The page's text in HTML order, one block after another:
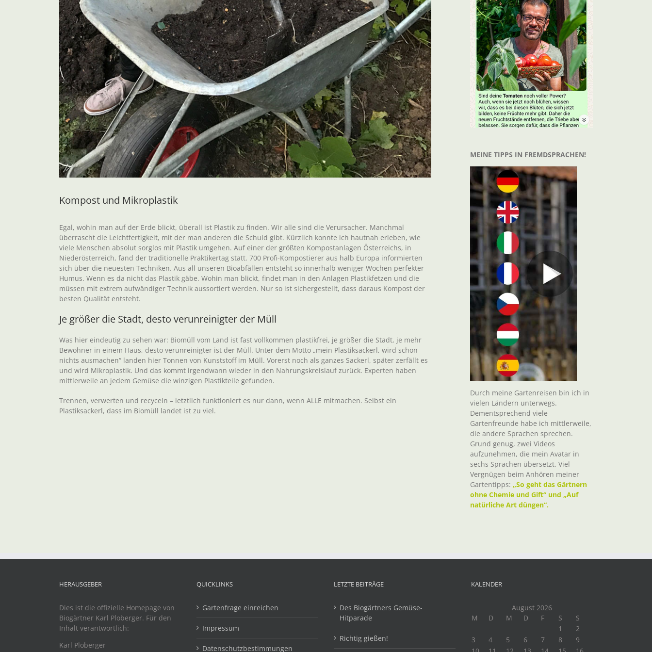
Kompost und Mikroplastik
Egal, wohin man auf der Erde blickt, überall ist Plastik zu finden. Wir alle sind die Verursacher. Manchmal
überrascht die Leichtfertigkeit, mit der man anderen die Schuld gibt. Kürzlich konnte ich hautnah erleben, wie
viele Menschen absolut sorglos mit Plastik umgehen. Auf einer der größten Kompostanlagen Österreichs, in
Niederösterreich, fand der traditionelle Praktikertag statt. 700 Profi-Kompostierer aus halb Europa informierten
sich über die neuesten Techniken. Aus all unseren Bioabfällen entsteht so innerhalb weniger Wochen perfekter
Humus. Wenn es da nicht das Plastik gäbe. Wohin man blickt, findet man in den Anlagen Plastikfetzen und die
müssen mit extrem aufwändiger Technik aussortiert werden. Nur so ist sichergestellt, dass daraus Kompost der
besten Qualität entsteht.
Je größer die Stadt, desto verunreinigter der Müll
Was hier eindeutig zu sehen war: Biomüll vom Land ist fast vollkommen plastikfrei, je größer die Stadt, je mehr
Bewohner in einem Haus, desto verunreinigter ist der Müll. Unter dem Motto „mein Plastiksackerl, wird schon
nichts ausmachen“ landen hier Tonnen von Kunststoff im Müll. Vorerst noch als ganzes Sackerl, später zerfällt es
und wird Mikroplastik. Und das kommt irgendwann wieder in den Nahrungskreislauf zurück. Experten haben
mittlerweile an jedem Gemüse die winzigen Plastikteile gefunden.
Trennen, verwerten und recyceln – letztlich funktioniert es nur dann, wenn ALLE mitmachen. Selbst ein
Plastiksackerl, dass im Biomüll landet ist zu viel.
MEINE TIPPS IN FREMDSPRACHEN!
Durch meine Gartenreisen bin ich in
vielen Ländern unterwegs.
Dementsprechend viele
Gartenfreunde habe ich mittlerweile,
die andere Sprachen sprechen.
Grund genug, zwei Videos
aufzunehmen, die mein Avatar in
sechs Sprachen übersetzt. Viel
Vergnügen beim Anhören meiner
Gartentipps: „So geht das Gärtnern
ohne Chemie und Gift“ und „Auf
natürliche Art düngen“.
HERAUSGEBER
Dies ist die offizielle Homepage von
Biogärtner Karl Ploberger. Für den
Inhalt verantwortlich:
Karl Ploberger
QUICKLINKS
Gartenfrage einreichen
Impressum
Datenschutzbestimmungen
LETZTE BEITRÄGE
Des Biogärtners Gemüse-
Hitparade
Richtig gießen!
KALENDER
August 2026
M
D M D F S
S
1
2
3
4 5 6 7 8
9